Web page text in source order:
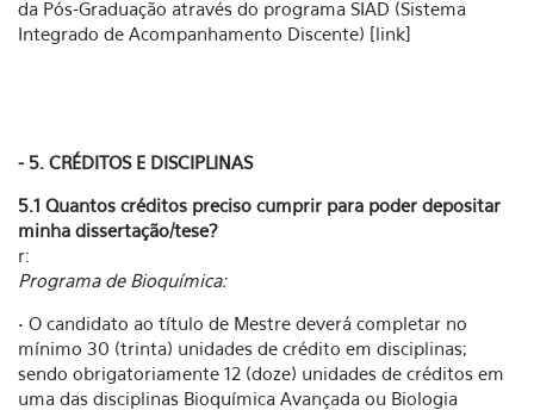
da Pós-Graduação através do programa SIAD (Sistema
Integrado de Acompanhamento Discente) [link]
- 5. CRÉDITOS E DISCIPLINAS
5.1 Quantos créditos preciso cumprir para poder depositar
minha dissertação/tese?
r:
Programa de Bioquímica:
• O candidato ao título de Mestre deverá completar no
mínimo 30 (trinta) unidades de crédito em disciplinas;
sendo obrigatoriamente 12 (doze) unidades de créditos em
uma das disciplinas Bioquímica Avançada ou Biologia